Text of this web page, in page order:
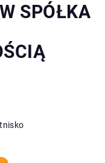
SPÓŁKA